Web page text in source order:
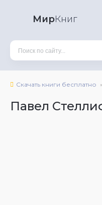
МирКниг
Скачать книги бесплатно
Павел